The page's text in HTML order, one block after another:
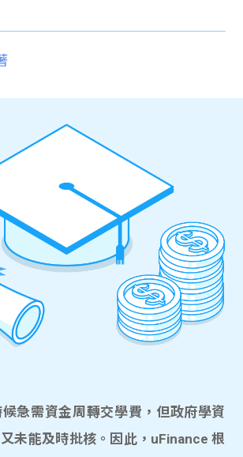
急需資金周轉交學費，但政府學資
未能及時批核。因此，uFinance 根